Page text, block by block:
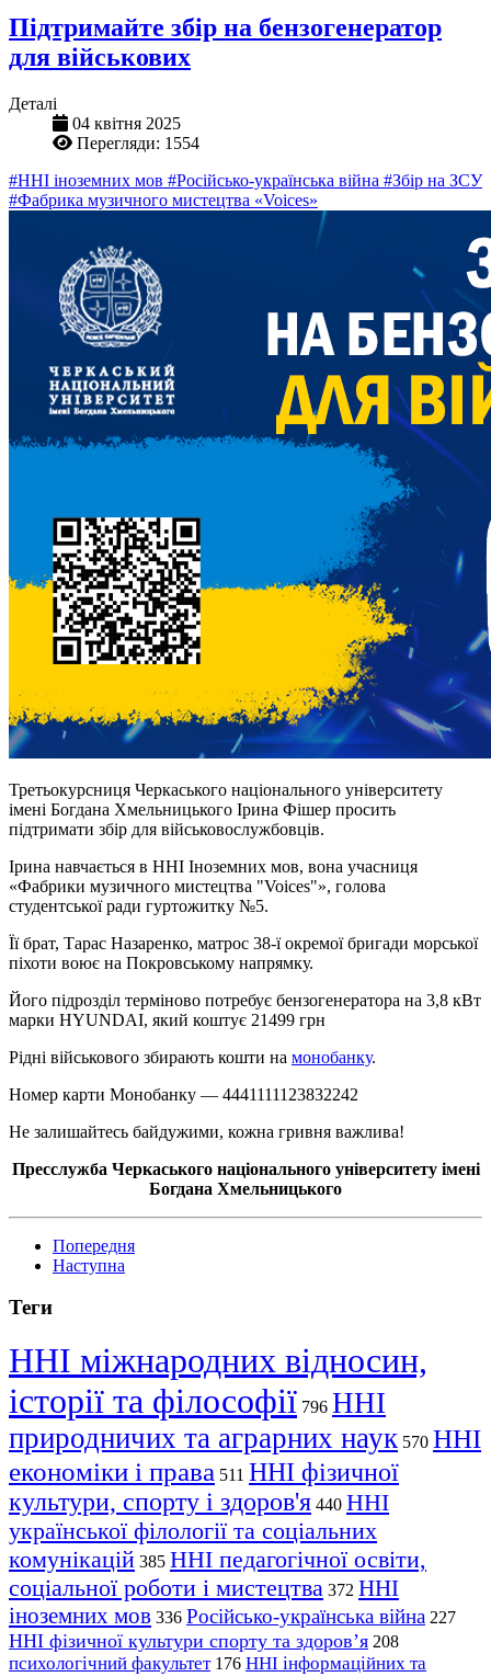
Підтримайте збір на бензогенератор
для військових
Деталі
04 квітня 2025
Перегляди: 1554
#ННІ іноземних мов #Російсько-українська війна #Збір на ЗСУ
#Фабрика музичного мистецтва «Voices»
Третьокурсниця Черкаського національного університету
імені Богдана Хмельницького Ірина Фішер просить
підтримати збір для військовослужбовців.
Ірина навчається в ННІ Іноземних мов, вона учасниця
«Фабрики музичного мистецтва "Voices"», голова
студентської ради гуртожитку №5.
Її брат, Тарас Назаренко, матрос 38-ї окремої бригади морської
піхоти воює на Покровському напрямку.
Його підрозділ терміново потребує бензогенератора на 3,8 кВт
марки HYUNDAI, який коштує 21499 грн
Рідні військового збирають кошти на монобанку.
Номер карти Монобанку — 4441111123832242
Не залишайтесь байдужими, кожна гривня важлива!
Пресслужба Черкаського національного університету імені
Богдана Хмельницького
Попередня
Наступна
Теги
ННІ міжнародних відносин,
історії та філософії 796 ННІ
природничих та аграрних наук 570 ННІ
економіки і права 511 ННІ фізичної
культури, спорту і здоров'я 440 ННІ
української філології та соціальних
комунікацій 385 ННІ педагогічної освіти,
соціальної роботи і мистецтва 372 ННІ
іноземних мов 336 Російсько-українська війна 227
ННІ фізичної культури спорту та здоров’я 208
психологічний факультет 176 ННІ інформаційних та